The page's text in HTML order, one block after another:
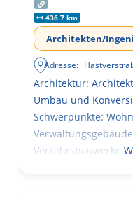
436.7 km
Architekten/
Adresse:
Architektur:
Umbau und
Schwerpunkte:
Verkehrsbauwerke.